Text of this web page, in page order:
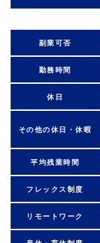
副業可否
勤務時間
休日
その他の休日・休暇
平均残業時間
フレックス制度
リモートワーク